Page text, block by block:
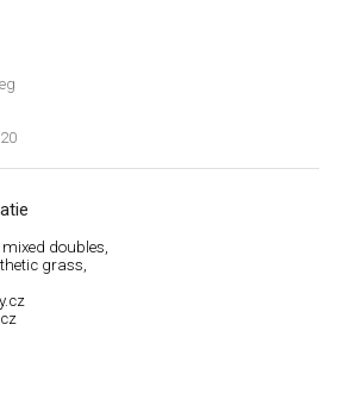
doubles,
grass,
- Lesfous Dubâtonvaigeois